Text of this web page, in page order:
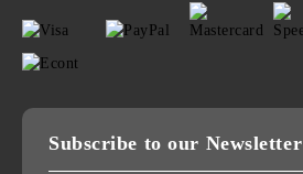
Subscribe to our Newsletter